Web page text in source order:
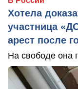
Хотела
участница
арест после
На свободе она